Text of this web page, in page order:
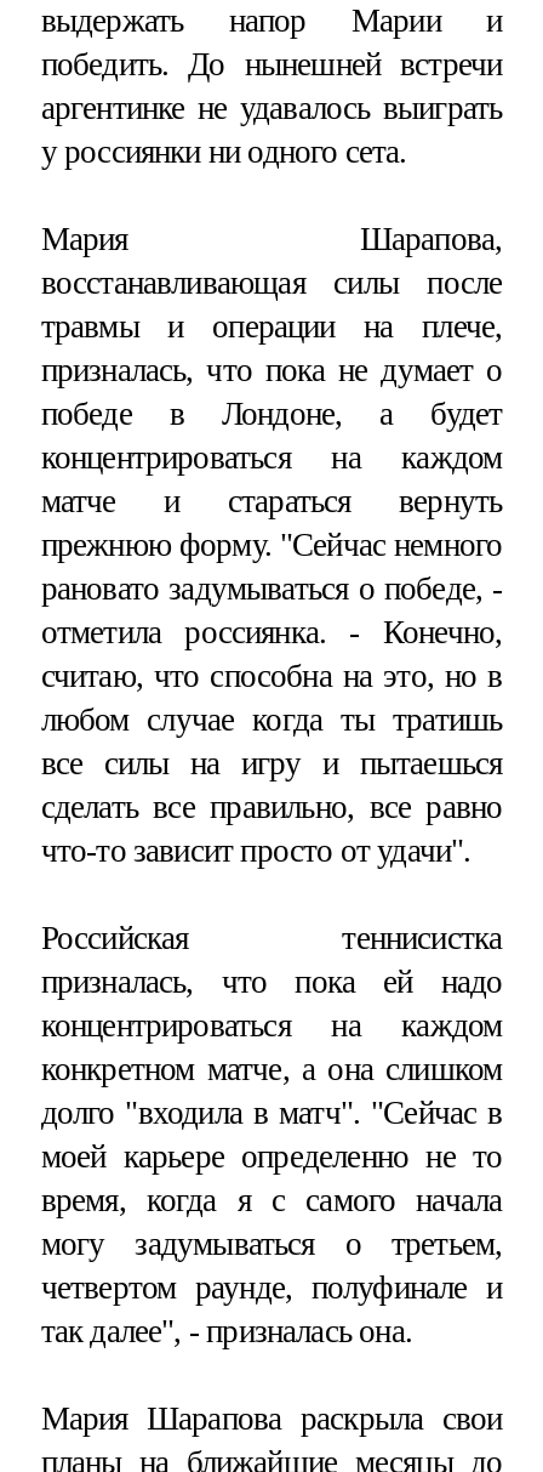
выдержать напор Марии и
победить. До нынешней встречи
аргентинке не удавалось выиграть
у россиянки ни одного сета.
Мария Шарапова,
восстанавливающая силы после
травмы и операции на плече,
призналась, что пока не думает о
победе в Лондоне, а будет
концентрироваться на каждом
матче и стараться вернуть
прежнюю форму. "Сейчас немного
рановато задумываться о победе, -
отметила россиянка. - Конечно,
считаю, что способна на это, но в
любом случае когда ты тратишь
все силы на игру и пытаешься
сделать все правильно, все равно
что-то зависит просто от удачи".
Российская теннисистка
призналась, что пока ей надо
концентрироваться на каждом
конкретном матче, а она слишком
долго "входила в матч". "Сейчас в
моей карьере определенно не то
время, когда я с самого начала
могу задумываться о третьем,
четвертом раунде, полуфинале и
так далее", - призналась она.
Мария Шарапова раскрыла свои
планы на ближайшие месяцы до